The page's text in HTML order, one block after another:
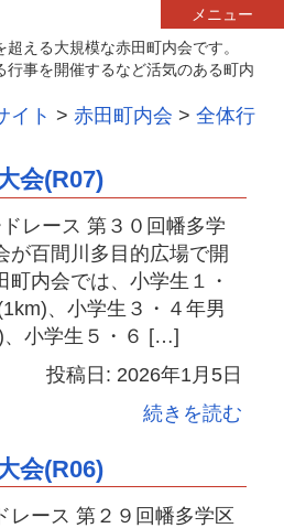
メニュー
える大規模な赤田町内会です。
事を開催するなど活気のある町内
イト > 赤田町内会 > 全体行
会(R07)
レース 第３０回幡多学
が百間川多目的広場で開
内会では、小学生１・
、小学生３・４年男
、小学生５・６ […]
投稿日: 2026年1月5日
続きを読む
会(R06)
レース 第２９回幡多学区